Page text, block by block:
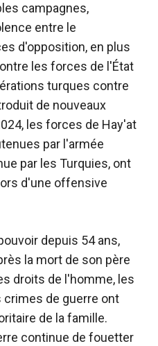
campagnes,
entre le
d'opposition, en plus
les forces de l'État
turques contre
de nouveaux
les forces de Hay'at
par l'armée
par les Turquies, ont
d'une offensive
depuis 54 ans,
la mort de son père
droits de l'homme, les
de guerre ont
de la famille.
continue de fouetter